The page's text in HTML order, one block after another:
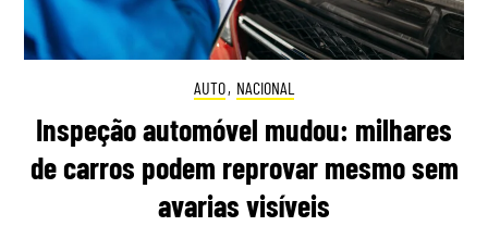
AUTO, NACIONAL
Inspeção automóvel mudou: milhares
de carros podem reprovar mesmo sem
avarias visíveis